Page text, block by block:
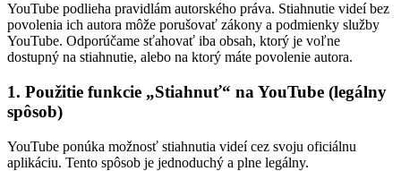
YouTube podlieha pravidlám autorského práva. Stiahnutie videí bez
povolenia ich autora môže porušovať zákony a podmienky služby
YouTube. Odporúčame sťahovať iba obsah, ktorý je voľne
dostupný na stiahnutie, alebo na ktorý máte povolenie autora.
1. Použitie funkcie „Stiahnuť“ na YouTube (legálny
spôsob)
YouTube ponúka možnosť stiahnutia videí cez svoju oficiálnu
aplikáciu. Tento spôsob je jednoduchý a plne legálny.